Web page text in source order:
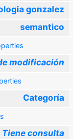
gonzalez
semantico
modificación
Categoría
Tiene consulta